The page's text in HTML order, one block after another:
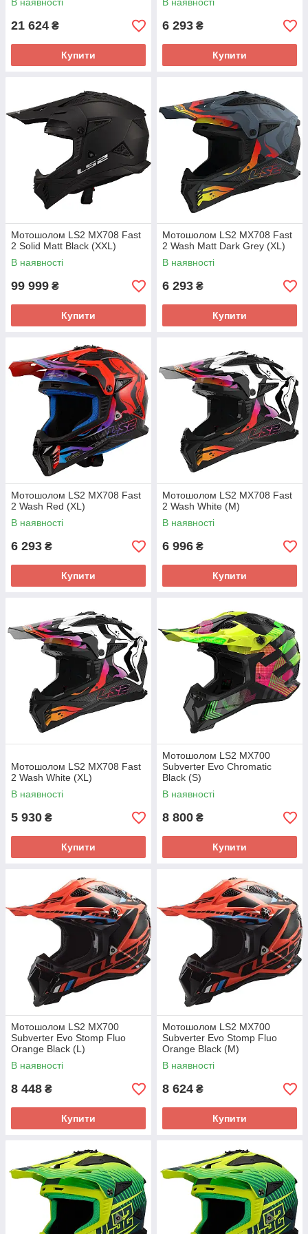
21 624 ₴
Купити
6 293 ₴
Купити
Мотошолом LS2 MX708 Fast
2 Solid Matt Black (XXL)
В наявності
99 999 ₴
Купити
Мотошолом LS2 MX708 Fast
2 Wash Matt Dark Grey (XL)
В наявності
6 293 ₴
Купити
Мотошолом LS2 MX708 Fast
2 Wash Red (XL)
В наявності
6 293 ₴
Купити
Мотошолом LS2 MX708 Fast
2 Wash White (M)
В наявності
6 996 ₴
Купити
Мотошолом LS2 MX708 Fast
2 Wash White (XL)
В наявності
5 930 ₴
Купити
Мотошолом LS2 MX700
Subverter Evo Chromatic
Black (S)
В наявності
8 800 ₴
Купити
Мотошолом LS2 MX700
Subverter Evo Stomp Fluo
Orange Black (L)
В наявності
8 448 ₴
Купити
Мотошолом LS2 MX700
Subverter Evo Stomp Fluo
Orange Black (M)
В наявності
8 624 ₴
Купити